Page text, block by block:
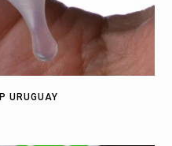
URUGUAY